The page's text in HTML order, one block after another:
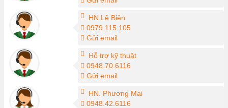
HN.Lê Biên
0979.115.105
Gửi email
Hỗ trợ kỹ thuật
0948.70.6116
Gửi email
HN. Phương Mai
0948.42.6116